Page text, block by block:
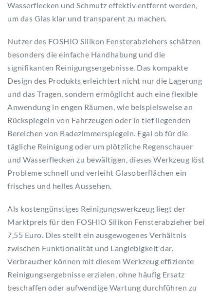
Wasserflecken und Schmutz effektiv entfernt werden,
um das Glas klar und transparent zu machen.
Nutzer des FOSHIO Silikon Fensterabziehers schätzen
besonders die einfache Handhabung und die
signifikanten Reinigungsergebnisse. Das kompakte
Design des Produkts erleichtert nicht nur die Lagerung
und das Tragen, sondern ermöglicht auch eine flexible
Anwendung in engen Räumen, wie beispielsweise an
Rückspiegeln von Fahrzeugen oder in tief liegenden
Bereichen von Badezimmerspiegeln. Egal ob für die
tägliche Reinigung oder um plötzliche Regenschauer
und Wasserflecken zu bewältigen, dieses Werkzeug löst
Probleme schnell und verleiht Glasoberflächen ein
frisches und helles Aussehen.
Als kostengünstiges Reinigungswerkzeug liegt der
Marktpreis für den FOSHIO Silikon Fensterabzieher bei
7,55 Euro. Dies stellt ein ausgewogenes Verhältnis
zwischen Funktionalität und Langlebigkeit dar.
Verbraucher können mit diesem Werkzeug effiziente
Reinigungsergebnisse erzielen, ohne häufig Ersatz
beschaffen oder aufwendige Wartung durchführen zu